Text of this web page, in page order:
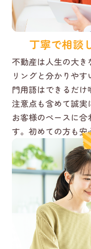
丁寧で相談
不動産は人生の大き
リングと分かりや
門用語はできるだけ
注意点も含めて誠実
お客様のペースに
す。初めての方も安